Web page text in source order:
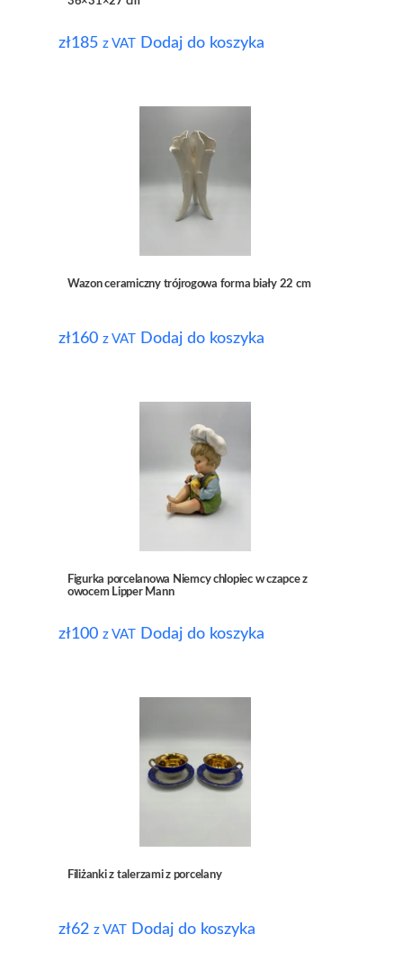
zł185 z VAT Dodaj do koszyka
Wazon ceramiczny trójrogowa forma biały 22 cm
zł160 z VAT Dodaj do koszyka
Figurka porcelanowa Niemcy chlopiec w czapce z
owocem Lipper Mann
zł100 z VAT Dodaj do koszyka
Filiżanki z talerzami z porcelany
zł62 z VAT Dodaj do koszyka